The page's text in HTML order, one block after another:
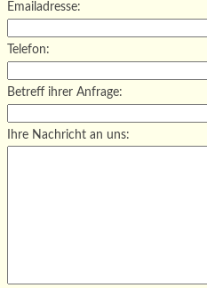
Emailadresse:
Telefon:
Betreff ihrer Anfrage:
Ihre Nachricht an uns: